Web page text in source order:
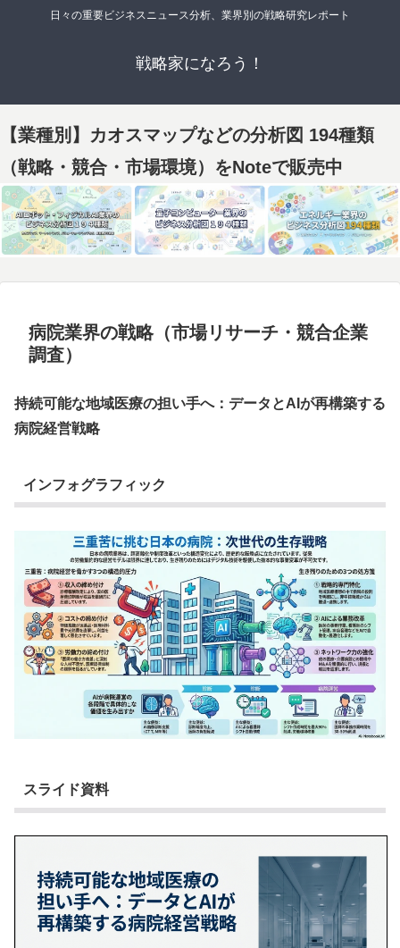
日々の重要ビジネスニュース分析、業界別の戦略研究レポート
戦略家になろう！
【業種別】カオスマップなどの分析図 194種類
（戦略・競合・市場環境）をNoteで販売中
病院業界の戦略（市場リサーチ・競合企業
調査）
持続可能な地域医療の担い手へ：データとAIが再構築する
病院経営戦略
インフォグラフィック
スライド資料